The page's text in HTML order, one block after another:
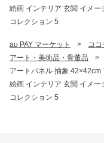
絵画 インテリア 玄関 イメー
コレクション 5
au PAY マーケット > コ
アート・美術品・骨董品
>
アートパネル 抽象 42×42cm
絵画 インテリア 玄関 イメー
コレクション 5